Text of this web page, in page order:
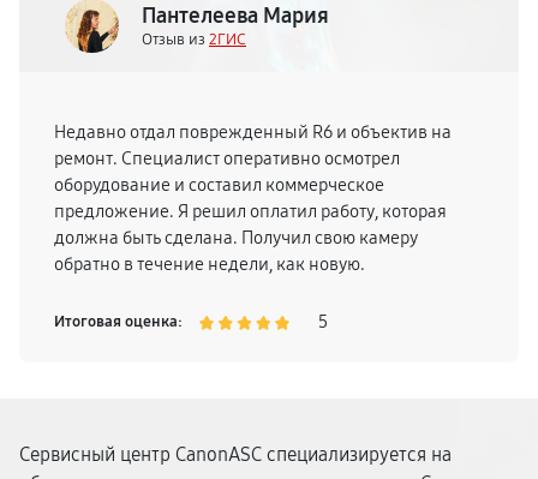
Пантелеева Мария
Отзыв из 2ГИС
Недавно отдал поврежденный R6 и объектив на
ремонт. Специалист оперативно осмотрел
оборудование и составил коммерческое
предложение. Я решил оплатил работу, которая
должна быть сделана. Получил свою камеру
обратно в течение недели, как новую.
Итоговая оценка: 5
Сервисный центр CanonASC специализируется на